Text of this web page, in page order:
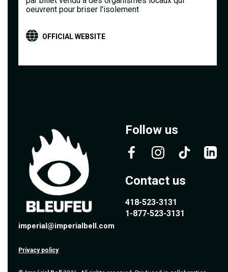
oeuvrent pour briser l'isolement
OFFICIAL WEBSITE
Follow us
Contact us
418-523-3131
1-877-523-3131
imperial@imperialbell.com
Privacy policy